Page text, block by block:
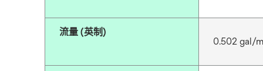
流量 (英制)
0.502 gal/